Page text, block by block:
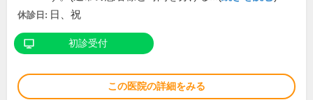
休診日: 日、祝
初診受付
この医院の詳細をみる